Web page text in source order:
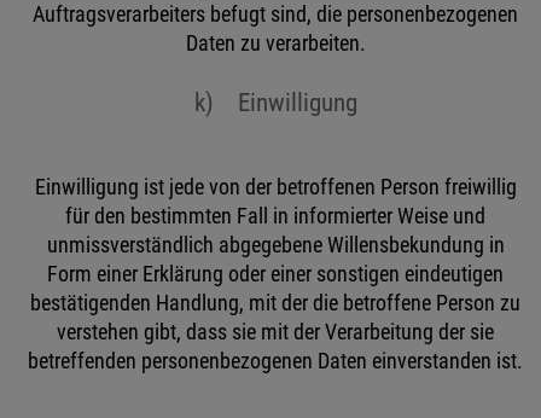
Auftragsverarbeiters befugt sind, die personenbezogenen
Daten zu verarbeiten.
k) Einwilligung
Einwilligung ist jede von der betroffenen Person freiwillig
für den bestimmten Fall in informierter Weise und
unmissverständlich abgegebene Willensbekundung in
Form einer Erklärung oder einer sonstigen eindeutigen
bestätigenden Handlung, mit der die betroffene Person zu
verstehen gibt, dass sie mit der Verarbeitung der sie
betreffenden personenbezogenen Daten einverstanden ist.